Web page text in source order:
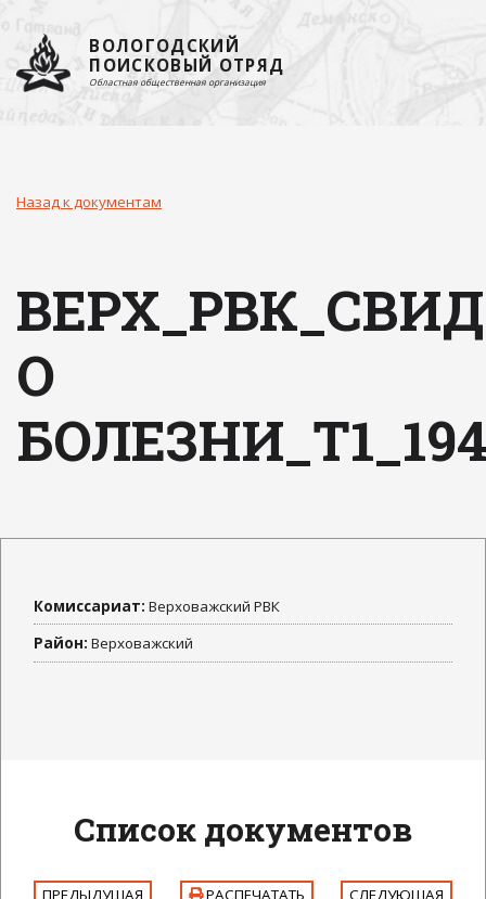
ВОЛОГОДСКИЙ
ПОИСКОВЫЙ ОТРЯД
Областная общественная организация
Назад к документам
О
Комиссариат: Верховажский РВК
Район: Верховажский
Список документов
ПРЕДЫДУЩАЯ РАСПЕЧАТАТЬ СЛЕДУЮЩАЯ